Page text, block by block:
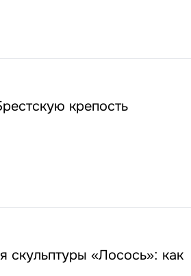
крепость
скульптуры «Лосось»: как